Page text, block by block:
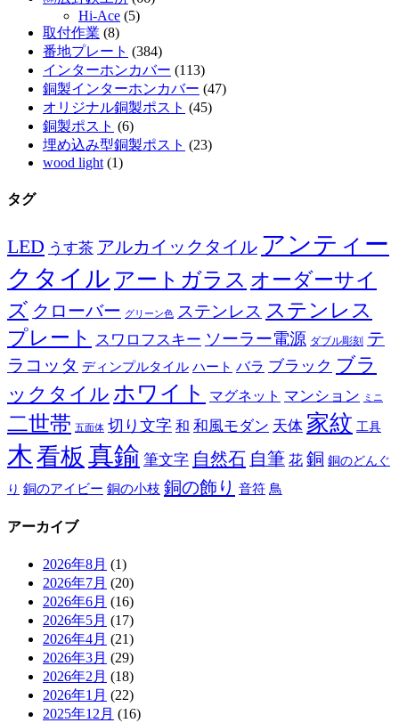
Hi-Ace (5)
取付作業 (8)
番地プレート (384)
インターホンカバー (113)
銅製インターホンカバー (47)
オリジナル銅製ポスト (45)
銅製ポスト (6)
埋め込み型銅製ポスト (23)
wood light (1)
タグ
LED うす茶 アルカイックタイル アンティー
クタイル アートガラス オーダーサイ
ズ クローバー グリーン色 ステンレス ステンレス
プレート スワロフスキー ソーラー電源 ダブル彫刻 テ
ラコッタ ディンプルタイル ハート バラ ブラック ブラ
ックタイル ホワイト マグネット マンション ミニ
二世帯 五面体 切り文字 和 和風モダン 天体 家紋 工具
木看板 真鍮 筆文字 自然石 自筆 花 銅 銅のどんぐ
り 銅のアイビー 銅の小枝 銅の飾り 音符 鳥
アーカイブ
2026年8月 (1)
2026年7月 (20)
2026年6月 (16)
2026年5月 (17)
2026年4月 (21)
2026年3月 (29)
2026年2月 (18)
2026年1月 (22)
2025年12月 (16)